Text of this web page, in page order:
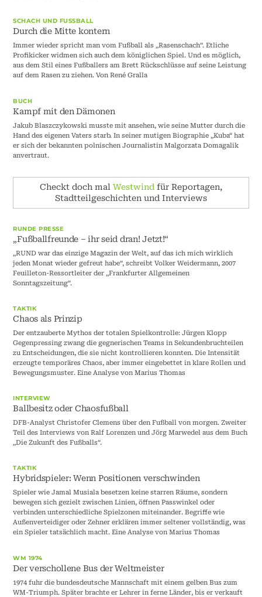
SCHACH UND FUSSBALL
Durch die Mitte kontern
Immer wieder spricht man vom Fußball als „Rasenschach“. Etliche
Profikicker widmen sich auch dem königlichen Spiel. Und es möglich,
aus dem Stil eines Fußballers am Brett Rückschlüsse auf seine Leistung
auf dem Rasen zu ziehen. Von René Gralla
BUCH
Kampf mit den Dämonen
Jakub Blaszczykowski musste mit ansehen, wie seine Mutter durch die
Hand des eigenen Vaters starb. In seiner mutigen Biographie „Kuba“ hat
er sich der bekannten polnischen Journalistin Malgorzata Domagalik
anvertraut.
Checkt doch mal Westwind für Reportagen,
Stadtteilgeschichten und Interviews
RUNDE PRESSE
„Fußballfreunde – ihr seid dran! Jetzt!“
„RUND war das einzige Magazin der Welt, auf das ich mich wirklich
jeden Monat wieder gefreut habe“, schreibt Volker Weidermann, 2007
Feuilleton-Ressortleiter der „Frankfurter Allgemeinen
Sonntagszeitung“.
TAKTIK
Chaos als Prinzip
Der entzauberte Mythos der totalen Spielkontrolle: Jürgen Klopp
Gegenpressing zwang die gegnerischen Teams in Sekundenbruchteilen
zu Entscheidungen, die sie nicht kontrollieren konnten. Die Intensität
erzeugte temporäres Chaos, aber immer eingebettet in klare Rollen und
Bewegungsmuster. Eine Analyse von Marius Thomas
INTERVIEW
Ballbesitz oder Chaosfußball
DFB-Analyst Christofer Clemens über den Fußball von morgen. Zweiter
Teil des Interviews von Ralf Lorenzen und Jörg Marwedel aus dem Buch
„Die Zukunft des Fußballs“.
TAKTIK
Hybridspieler: Wenn Positionen verschwinden
Spieler wie Jamal Musiala besetzen keine starren Räume, sondern
bewegen sich gezielt zwischen Linien, öffnen Passwinkel oder
verbinden unterschiedliche Spielzonen miteinander. Begriffe wie
Außenverteidiger oder Zehner erklären immer seltener vollständig, was
ein Spieler tatsächlich macht. Eine Analyse von Marius Thomas
WM 1974
Der verschollene Bus der Weltmeister
1974 fuhr die bundesdeutsche Mannschaft mit einem gelben Bus zum
WM-Triumph. Später brachte er Lehrer in ferne Länder, bis er verkauft